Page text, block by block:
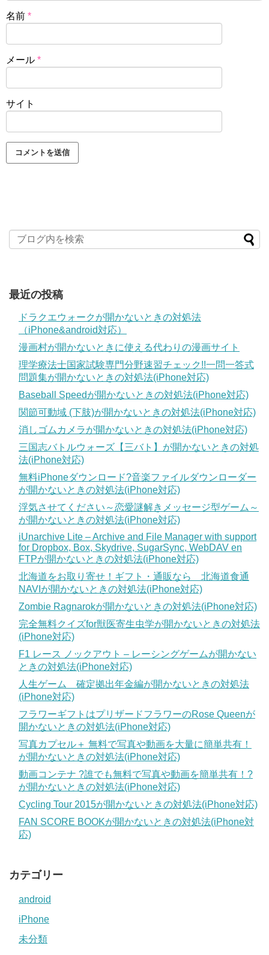
名前 *
メール *
サイト
最近の投稿
ドラクエウォークが開かないときの対処法
（iPhone&android対応）
漫画村が開かないときに使える代わりの漫画サイト
理学療法士国家試験専門分野速習チェック!!一問一答式
問題集が開かないときの対処法(iPhone対応)
Baseball Speedが開かないときの対処法(iPhone対応)
関節可動域 (下肢)が開かないときの対処法(iPhone対応)
消しゴムカメラが開かないときの対処法(iPhone対応)
三国志バトルウォーズ【三バト】が開かないときの対処
法(iPhone対応)
無料iPhoneダウンロード?音楽ファイルダウンローダー
が開かないときの対処法(iPhone対応)
浮気させてください～恋愛謎解きメッセージ型ゲーム～
が開かないときの対処法(iPhone対応)
iUnarchive Lite – Archive and File Manager with support
for Dropbox, Box, Skydrive, SugarSync, WebDAV en
FTPが開かないときの対処法(iPhone対応)
北海道をお取り寄せ！ギフト・通販なら 北海道食通
NAVIが開かないときの対処法(iPhone対応)
Zombie Ragnarokが開かないときの対処法(iPhone対応)
完全無料クイズfor獣医寄生虫学が開かないときの対処法
(iPhone対応)
F1 レース ノックアウト – レーシングゲームが開かない
ときの対処法(iPhone対応)
人生ゲーム 確定拠出年金編が開かないときの対処法
(iPhone対応)
フラワーギフトはプリザードフラワーのRose Queenが
開かないときの対処法(iPhone対応)
写真カプセル＋ 無料で写真や動画を大量に簡単共有！
が開かないときの対処法(iPhone対応)
動画コンテナ ?誰でも無料で写真や動画を簡単共有！?
が開かないときの対処法(iPhone対応)
Cycling Tour 2015が開かないときの対処法(iPhone対応)
FAN SCORE BOOKが開かないときの対処法(iPhone対
応)
カテゴリー
android
iPhone
未分類